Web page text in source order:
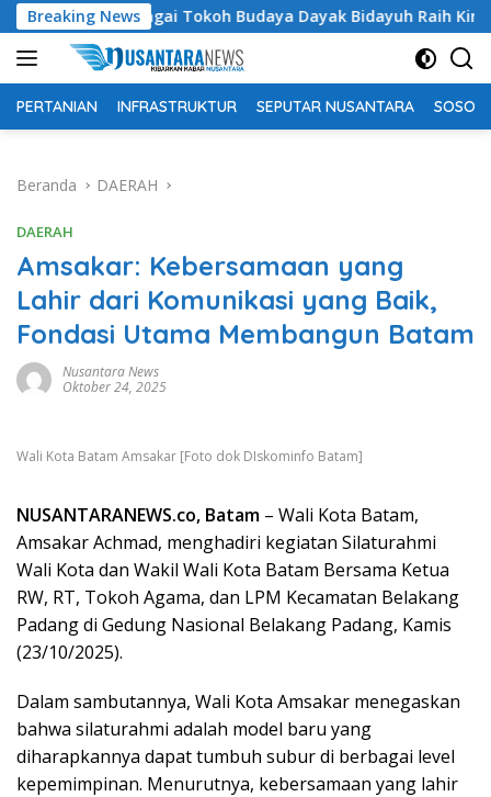
Langsung
ke
konten
Breaking News
AK Lingai Tokoh Budaya Dayak Bidayuh Raih Kinerja
PERTANIAN INFRASTRUKTUR SEPUTAR NUSANTARA SOSOK
Beranda DAERAH
DAERAH
Amsakar: Kebersamaan yang
Lahir dari Komunikasi yang Baik,
Fondasi Utama Membangun Batam
Nusantara News
Oktober 24, 2025
Wali Kota Batam Amsakar [Foto dok DIskominfo Batam]
NUSANTARANEWS.co, Batam – Wali Kota Batam,
Amsakar Achmad, menghadiri kegiatan Silaturahmi
Wali Kota dan Wakil Wali Kota Batam Bersama Ketua
RW, RT, Tokoh Agama, dan LPM Kecamatan Belakang
Padang di Gedung Nasional Belakang Padang, Kamis
(23/10/2025).
Dalam sambutannya, Wali Kota Amsakar menegaskan
bahwa silaturahmi adalah model baru yang
diharapkannya dapat tumbuh subur di berbagai level
kepemimpinan. Menurutnya, kebersamaan yang lahir